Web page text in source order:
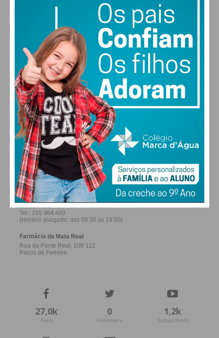
28 °
SÁB
27
DOM
28
SEG
30
TER
ALTERAR
FARMACIAS DE SERVIÇO EM PAÇOS DE
FERREIRA
27,0k
Fans
0
Followers
1,2k
Subscribers